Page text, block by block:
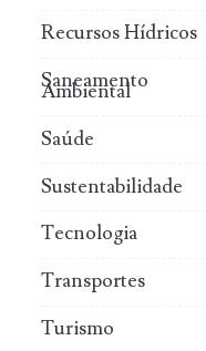
Recursos Hídricos
Saneamento
Ambiental
Saúde
Sustentabilidade
Tecnologia
Transportes
Turismo